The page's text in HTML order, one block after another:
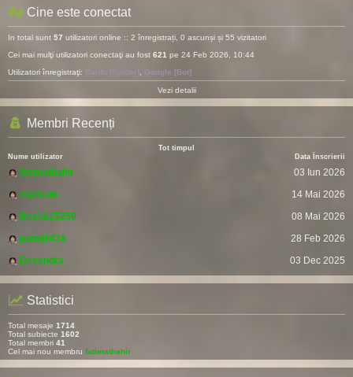
Cine este conectat
In total sunt 57 utilizatori online :: 2 înregistrați, 0 ascunși și 55 vizitatori
Cei mai mulţi utilizatori conectaţi au fost 621 pe 24 Feb 2026, 10:44
Utilizatori înregistraţi: Baidu [Spider] Google [Bot]
Vezi detalii
Membri Recenți
Tot timpul
Nume utilizator
Data Înscrierii
fatimathahir
03 Iun 2026
vladcvm
14 Mai 2026
fresh215250
08 Mai 2026
pomitil436
28 Feb 2026
Devendra
03 Dec 2025
Statistici
Total mesaje 1714
Total subiecte 1602
Total membri 41
Cel mai nou membru fatimathahir